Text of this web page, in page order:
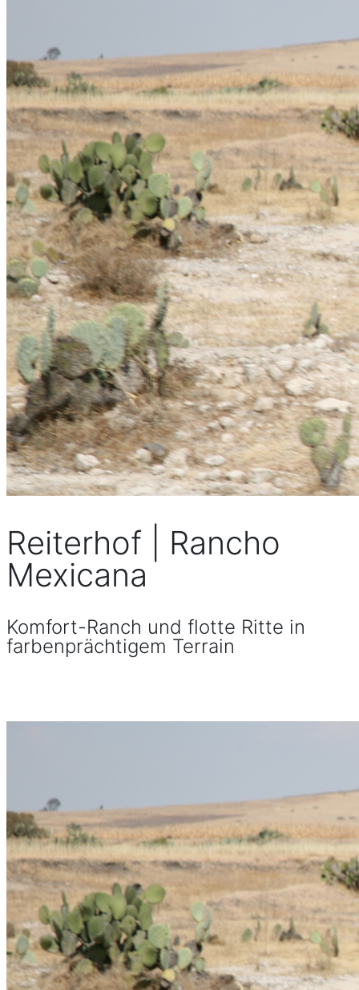
Reiterhof | Rancho
Mexicana
Komfort-Ranch und flotte Ritte in
farbenprächtigem Terrain